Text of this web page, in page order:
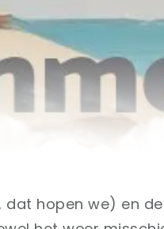
dat hopen we) en